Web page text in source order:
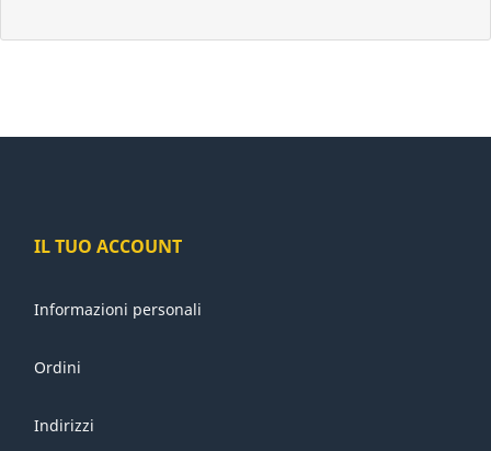
IL TUO ACCOUNT
Informazioni personali
Ordini
Indirizzi